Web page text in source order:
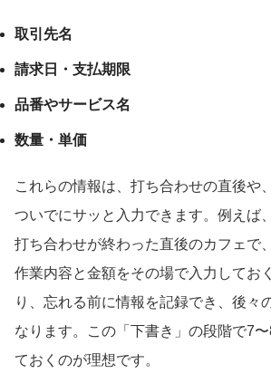
取引先名
請求日・支払期限
品番やサービス名
数量・単価
これらの情報は、打ち合わせの直後や
ついでにサッと入力できます。例えば
打ち合わせが終わった直後のカフェで
作業内容と金額をその場で入力してお
り、忘れる前に情報を記録でき、後々
なります。この「下書き」の段階で7
ておくのが理想です。